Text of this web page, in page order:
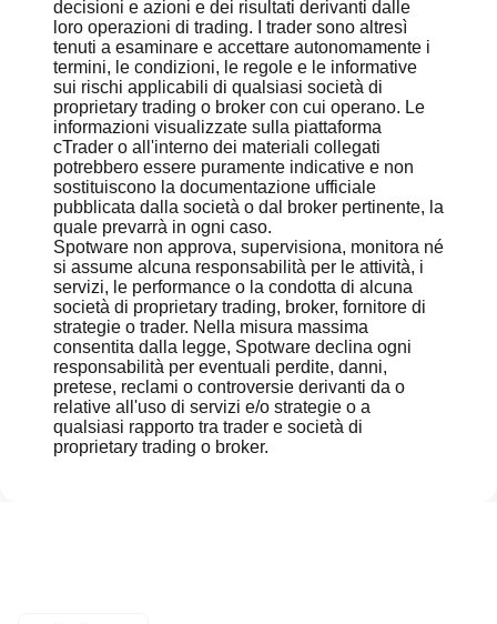
decisioni e azioni e dei risultati derivanti dalle
loro operazioni di trading. I trader sono altresì
tenuti a esaminare e accettare autonomamente i
termini, le condizioni, le regole e le informative
sui rischi applicabili di qualsiasi società di
proprietary trading o broker con cui operano. Le
informazioni visualizzate sulla piattaforma
cTrader o all'interno dei materiali collegati
potrebbero essere puramente indicative e non
sostituiscono la documentazione ufficiale
pubblicata dalla società o dal broker pertinente, la
quale prevarrà in ogni caso.
Spotware non approva, supervisiona, monitora né
si assume alcuna responsabilità per le attività, i
servizi, le performance o la condotta di alcuna
società di proprietary trading, broker, fornitore di
strategie o trader. Nella misura massima
consentita dalla legge, Spotware declina ogni
responsabilità per eventuali perdite, danni,
pretese, reclami o controversie derivanti da o
relative all'uso di servizi e/o strategie o a
qualsiasi rapporto tra trader e società di
proprietary trading o broker.